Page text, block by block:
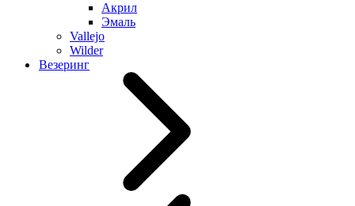
Акрил
Эмаль
Vallejo
Wilder
Везеринг